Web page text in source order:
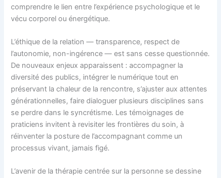
comprendre le lien entre l’expérience psychologique et le
vécu corporel ou énergétique.
L’éthique de la relation — transparence, respect de
l’autonomie, non-ingérence — est sans cesse questionnée.
De nouveaux enjeux apparaissent : accompagner la
diversité des publics, intégrer le numérique tout en
préservant la chaleur de la rencontre, s’ajuster aux attentes
générationnelles, faire dialoguer plusieurs disciplines sans
se perdre dans le syncrétisme. Les témoignages de
praticiens invitent à revisiter les frontières du soin, à
réinventer la posture de l’accompagnant comme un
processus vivant, jamais figé.
L’avenir de la thérapie centrée sur la personne se dessine